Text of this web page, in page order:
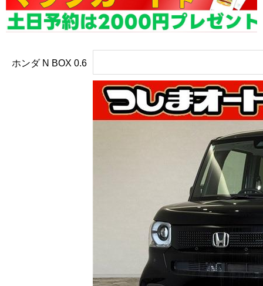
ホンダ N BOX 0.6